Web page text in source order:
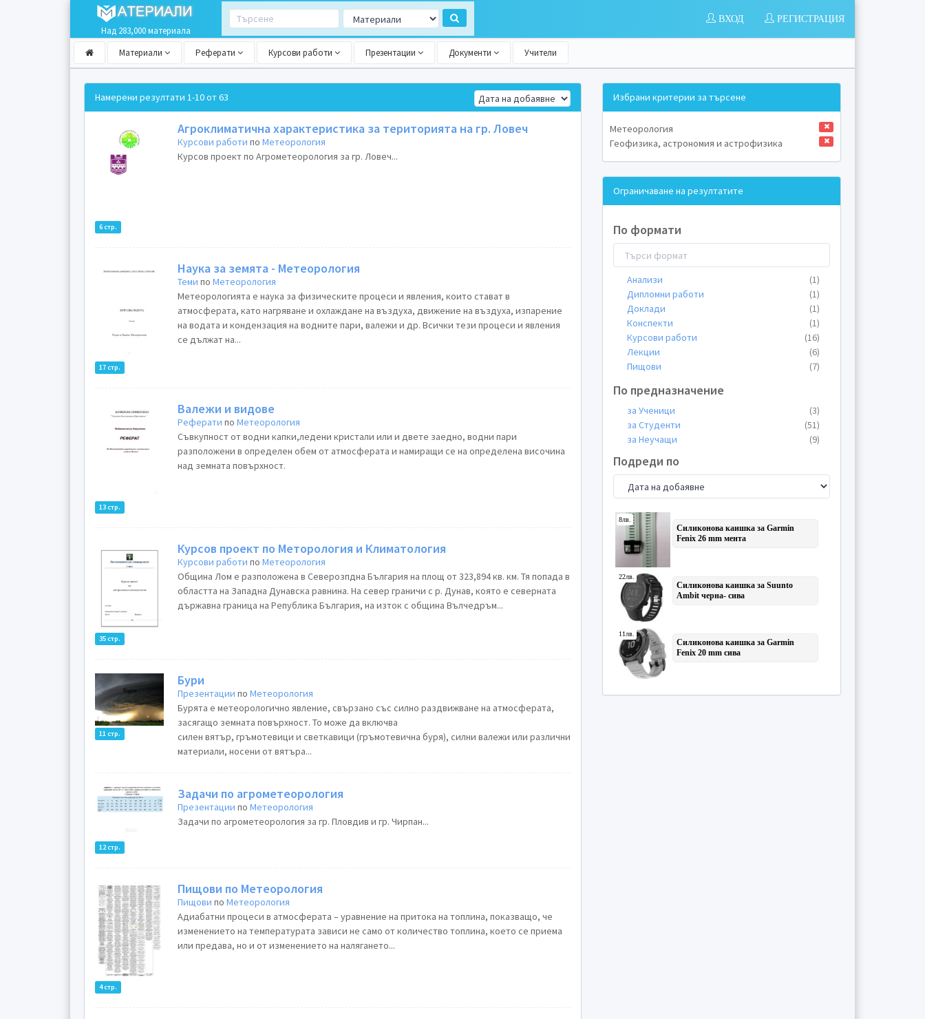
Над 283,000 материала
РЕГИСТРАЦИЯ
ВХОД
Материали Реферати Курсови работи Презентации Документи Учители
Намерени резултати 1-10 от 63
6 стр.
Агроклиматична характеристика за територията на гр. Ловеч
Курсови работи поМетеорология
Курсов проект по Агрометеорология за гр. Ловеч...
17 стр.
Наука за земята - Метеорология
Теми поМетеорология
Метеорологията е наука за физическите процеси и явления, които стават в
атмосферата, като нагряване и охлаждане на въздуха, движение на въздуха, изпарение
на водата и кондензация на водните пари, валежи и др. Всички тези процеси и явления
се дължат на...
13 стр.
Валежи и видове
Реферати поМетеорология
Съвкупност от водни капки,ледени кристали или и двете заедно, водни пари
разположени в определен обем от атмосферата и намиращи се на определена височина
над земната повърхност.
35 стр.
Курсов проект по Меторология и Климатология
Курсови работи поМетеорология
Община Лом е разположена в Северозпдна България на площ от 323,894 кв. км. Тя попада в
областта на Западна Дунавска равнина. На север граничи с р. Дунав, която е северната
държавна граница на Република България, на изток с община Вълчедръм...
11 стр.
Бури
Презентации поМетеорология
Бурята е метеорологично явление, свързано със силно раздвижване на атмосферата,
засягащо земната повърхност. То може да включва
силен вятър, гръмотевици и светкавици (гръмотевична буря), силни валежи или различни
материали, носени от вятъра...
12 стр.
Задачи по агрометеорология
Презентации поМетеорология
Задачи по агрометеорология за гр. Пловдив и гр. Чирпан...
4 стр.
Пищови по Метеорология
Пищови поМетеорология
Адиабатни процеси в атмосферата – уравнение на притока на топлина, показващо, че
изменението на температурата зависи не само от количество топлина, което се приема
или предава, но и от изменението на налягането...
Избрани критерии за търсене
Метеорология
Геофизика, астрономия и астрофизика
Ограничаване на резултатите
По формати
Анализи
(1)
Дипломни работи
(1)
Доклади
(1)
Конспекти
(1)
Курсови работи
(16)
Лекции
(6)
Пищови
(7)
Презентации
Протоколи
(3)
Реферати
(8)
Теми
(3)
По предназначение
за Ученици
(3)
за Студенти
(51)
за Неучащи
(9)
Подреди по